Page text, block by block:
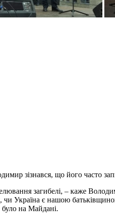
зізнався, що його часто
загибелі, – каже
Україна є нашою
на Майдані.